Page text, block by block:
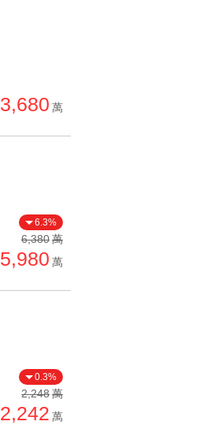
3,680 萬
6.3%
6,380萬
5,980 萬
0.3%
2,248萬
2,242 萬